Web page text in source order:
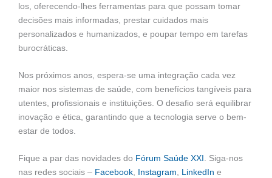
los, oferecendo-lhes ferramentas para que possam tomar
decisões mais informadas, prestar cuidados mais
personalizados e humanizados, e poupar tempo em tarefas
burocráticas.
Nos próximos anos, espera-se uma integração cada vez
maior nos sistemas de saúde, com benefícios tangíveis para
utentes, profissionais e instituições. O desafio será equilibrar
inovação e ética, garantindo que a tecnologia serve o bem-
estar de todos.
Fique a par das novidades do Fórum Saúde XXI. Siga-nos
nas redes sociais – Facebook, Instagram, LinkedIn e